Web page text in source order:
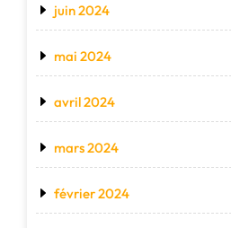
juin 2024
mai 2024
avril 2024
mars 2024
février 2024